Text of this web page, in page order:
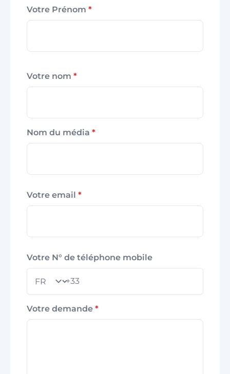
Votre Prénom *
Votre nom *
Nom du média *
Votre email *
Votre N° de téléphone mobile
Pays
+33
Votre demande *